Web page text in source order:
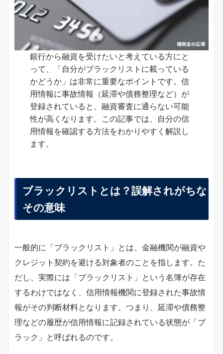
銀行から融資を受けたいと考えている方にと
って、「自分がブラックリストに載っている
かどうか」は非常に重要なポイントです。信
用情報に事故情報（延滞や債務整理など）が
登録されていると、融資審査に通らない可能
性が高くなります。この記事では、自分の信
用情報を確認する方法をわかりやすく解説し
ます。
ブラックリストとは？誤解されがちな
その意味
一般的に「ブラックリスト」とは、金融機関が融資や
クレジット契約を避ける対象者のことを指します。た
だし、実際には「ブラックリスト」という名簿が存在
するわけではなく、信用情報機関に登録された事故情
報がその判断材料となります。つまり、延滞や債務整
理などの履歴が信用情報に記録されている状態が「ブ
ラック」と呼ばれるのです。